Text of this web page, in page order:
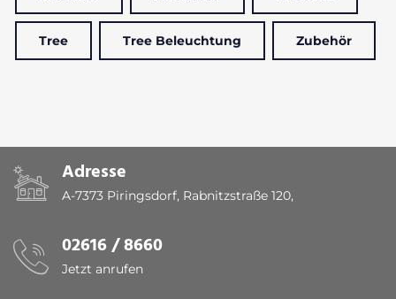
Tree Tree Beleuchtung Zubehör
Adresse
A-7373 Piringsdorf, Rabnitzstraße 120,
02616 / 8660
Jetzt anrufen